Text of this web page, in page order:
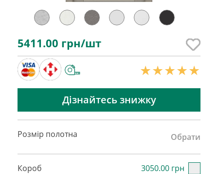
5411.00 грн/шт
Дізнайтесь знижку
Розмір полотна Обрати
Короб 3050.00 грн